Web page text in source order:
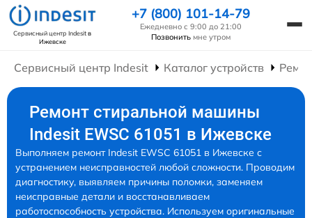
Сервисный центр Indesitв
Ижевске
+7 (800) 101-14-79
Ежедневно с 9:00 до 21:00
Позвонить мне утром
Сервисный центр Indesit Каталог устройств
Ремонт стиральной машины
Indesit EWSC 61051 в Ижевске
Выполняем ремонт Indesit EWSC 61051 в Ижевске с
устранением неисправностей любой сложности. Проводим
диагностику, выявляем причины поломки, заменяем
неисправные детали и восстанавливаем
работоспособность устройства. Используем оригинальные